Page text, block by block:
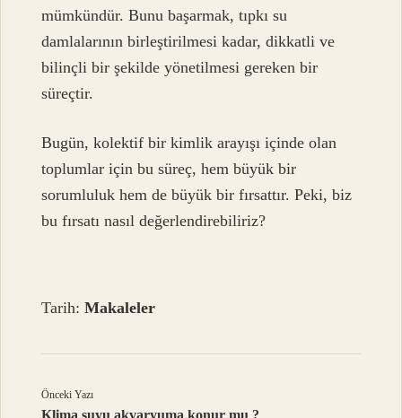
mümkündür. Bunu başarmak, tıpkı su
damlalarının birleştirilmesi kadar, dikkatli ve
bilinçli bir şekilde yönetilmesi gereken bir
süreçtir.
Bugün, kolektif bir kimlik arayışı içinde olan
toplumlar için bu süreç, hem büyük bir
sorumluluk hem de büyük bir fırsattır. Peki, biz
bu fırsatı nasıl değerlendirebiliriz?
Tarih:Makaleler
Önceki Yazı